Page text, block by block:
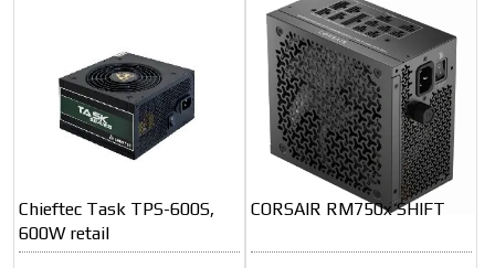
Chieftec Task TPS-600S,
600W retail
CORSAIR RM750x SHIFT